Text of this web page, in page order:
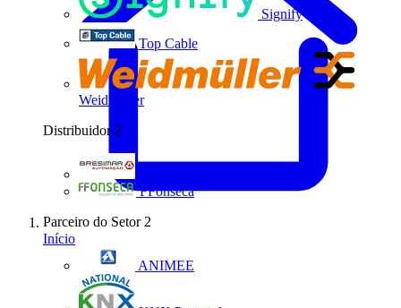
Signify
Top Cable
Weidmüller
Distribuidor 2
FFonseca
Parceiro do Setor 2
ANIMEE
Início